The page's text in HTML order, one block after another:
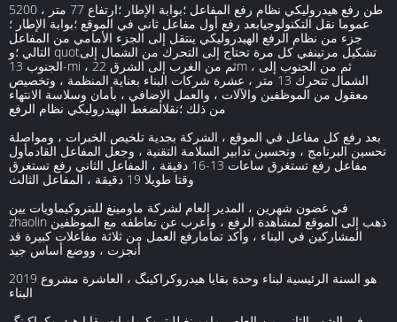
5200 طن رفع هيدروليكي نظام رفع المفاعل ؛بوابة الإطار ؛ارتفاع 77 متر ،
عموما نقل التكنولوجيابعد رفع أول مفاعل ثاني في الموقع ؛بوابة الإطار ؛
جزء من نظام الرفع الهيدروليكي ينتقل إلى الجزء الأمامي من المفاعل
التالي ؛و quotتشكيل مرتينفي كل مرة تحتاج إلى التحرك من الشمال إلى
الجنوب 13-mi ، ثم من الغرب إلى الشرق 22m ، ثم من الجنوب إلى
الشمال تتحرك 13 متر ، عشرة شركات البناء بعناية المنظمة ، وتخصيص
معقول من الموظفين والآلات ، والعمل الإضافي ، بأمان وسلاسة الانتهاء
من ذلك ؛نقلالضغط الهيدروليكي نظام الرفع
بعد رفع كل مفاعل في الموقع ، الشركة بجدية تلخيص الخبرات ، ومواصلة
تحسين البرنامج ، وتحسين تدابير السلامة التقنية ، وجعل المفاعل القادمأول
مفاعل رفع تستغرق ساعات 13-16 دقيقة ، المفاعل الثاني رفع تستغرق
وقتا طويلا 19 دقيقة ، المفاعل الثالث
في غضون شهرين ، المدير العام لشركة ماومينغ للبتروكيماويات يين
zhaolin ذهب إلى الموقع لمشاهدة الرفع ، وأعرب عن تعاطفه مع الموظفين
المشاركين في البناء ، وأكد تمامارفع العمل من ثلاثة مفاعلات كبيرة قد
أنجزت ، ووضع أساس جيد
2019 هو السنة الرئيسية لبناء وحدة بقايا هيدروكراكينگ ، العاشرة مشروع
البناء